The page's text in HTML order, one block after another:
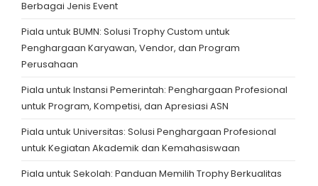
Berbagai Jenis Event
Piala untuk BUMN: Solusi Trophy Custom untuk
Penghargaan Karyawan, Vendor, dan Program
Perusahaan
Piala untuk Instansi Pemerintah: Penghargaan Profesional
untuk Program, Kompetisi, dan Apresiasi ASN
Piala untuk Universitas: Solusi Penghargaan Profesional
untuk Kegiatan Akademik dan Kemahasiswaan
Piala untuk Sekolah: Panduan Memilih Trophy Berkualitas